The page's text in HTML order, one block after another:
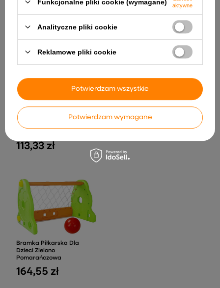
Helikopter Śmigłowiec
Zdalnie Sterowany RC Syma
113,33 zł
Auto Na Akumulator
5 029,99 zł
Bramka Piłkarska Dla
Dzieci Zielono
Pomarańczowa
164,55 zł
Funkcjonalne pliki cookie (wymagane)
aktywne
Analityczne pliki cookie
Reklamowe pliki cookie
Potwierdzam wymagane
Potwierdzam wszystkie